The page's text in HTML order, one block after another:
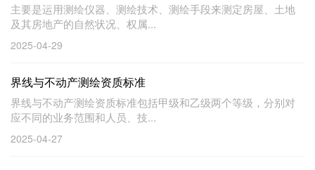
主要是运用测绘仪器、测绘技术、测绘手段来测定房屋、土地
及其房地产的自然状况、权属...
2025-04-29
界线与不动产测绘资质标准
界线与不动产测绘资质标准包括甲级和乙级两个等级，分别对
应不同的业务范围和人员、技...
2025-04-27